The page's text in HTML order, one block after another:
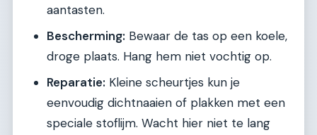
aantasten.
Bescherming: Bewaar de tas op een koele,
droge plaats. Hang hem niet vochtig op.
Reparatie: Kleine scheurtjes kun je
eenvoudig dichtnaaien of plakken met een
speciale stoflijm. Wacht hier niet te lang